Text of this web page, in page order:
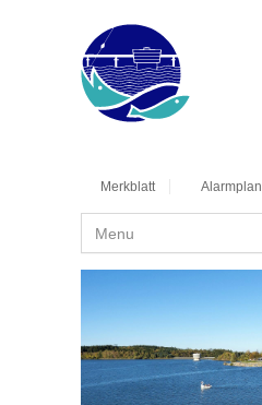
Merkblatt Alarmplan